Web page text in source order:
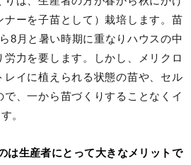
ナーを子苗として）栽培します。苗
8月と暑い時期に重なりハウスの中
労力を要します。しかし、メリクロ
レイに植えられる状態の苗や、セル
で、一から苗づくりすることなくイ
。
は生産者にとって大きなメリットで